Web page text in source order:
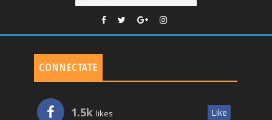
CONNECTATE
1.5k likes Like